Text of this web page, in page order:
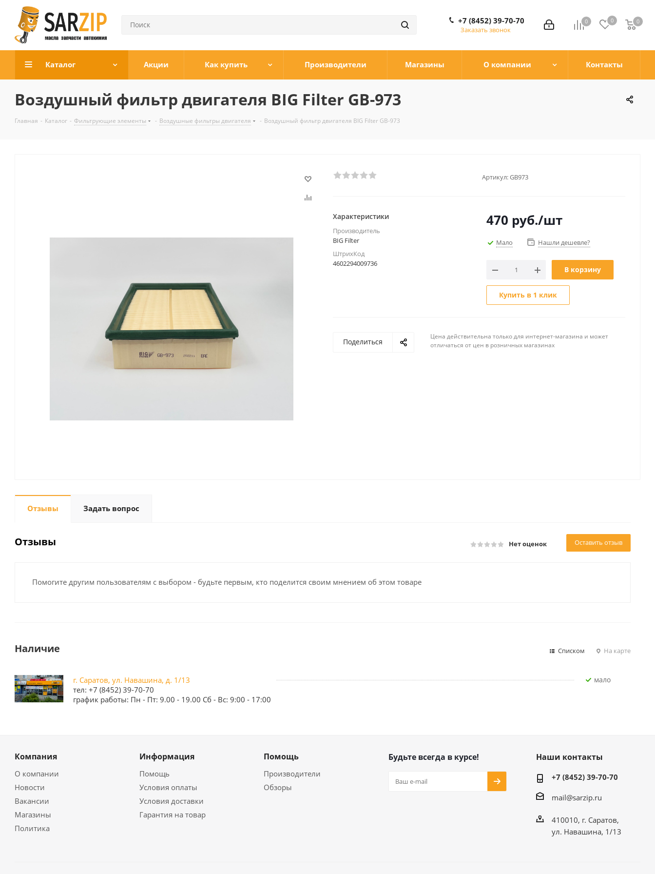
0 0 0
0
+7 (8452) 39-70-70
Заказать звонок
Каталог Акции Как купить Производители Магазины О компании Контакты
Воздушный фильтр двигателя BIG Filter GB-973
Главная - Каталог - Фильтрующие элементы - Воздушные фильтры двигателя - Воздушный фильтр двигателя BIG Filter GB-973
Артикул:GB973
Характеристики
Производитель
BIG Filter
ШтрихКод
4602294009736
470 руб./шт
Мало Нашли дешевле?
В корзину
Купить в 1 клик
Поделиться
Цена действительна только для интернет-магазина и может
отличаться от цен в розничных магазинах
Отзывы Задать вопрос
Отзывы Нет оценок Оставить отзыв
Помогите другим пользователям с выбором - будьте первым, кто поделится своим мнением об этом товаре
Наличие Списком На карте
г. Саратов, ул. Навашина, д. 1/13
тел: +7 (8452) 39-70-70
график работы: Пн - Пт: 9.00 - 19.00 Сб - Вс: 9:00 - 17:00
Мало
Компания
О компании
Новости
Вакансии
Магазины
Политика
Информация
Помощь
Условия оплаты
Условия доставки
Гарантия на товар
Помощь
Производители
Обзоры
Будьте всегда в курсе! Наши контакты
+7 (8452) 39-70-70
mail@sarzip.ru
410010, г. Саратов,
ул. Навашина, 1/13